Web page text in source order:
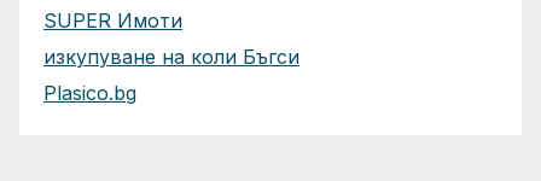
SUPER Имоти
изкупуване на коли Бъгси
Plasico.bg